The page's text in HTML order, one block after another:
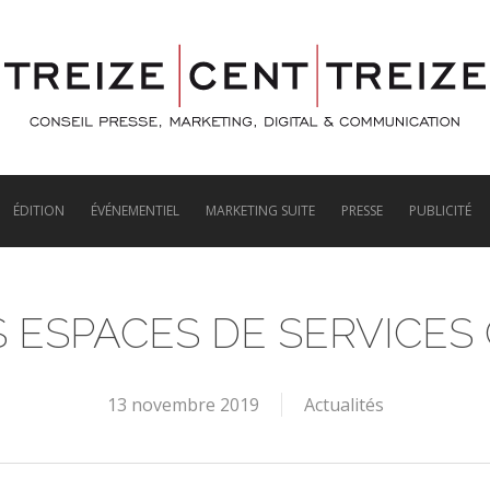
ÉDITION ÉVÉNEMENTIEL MARKETING SUITE PRESSE PUBLICITÉ
ESPACES DE
13 novembre 2019 Actualités